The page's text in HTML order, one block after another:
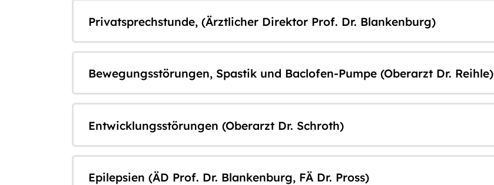
Privatsprechstunde, (Ärztlicher Direktor Prof. Dr. Blankenburg)
Bewegungsstörungen, Spastik und Baclofen-Pumpe (Oberarzt Dr. Reihle)
Entwicklungsstörungen (Oberarzt Dr. Schroth)
Epilepsien (ÄD Prof. Dr. Blankenburg, FÄ Dr. Pross)